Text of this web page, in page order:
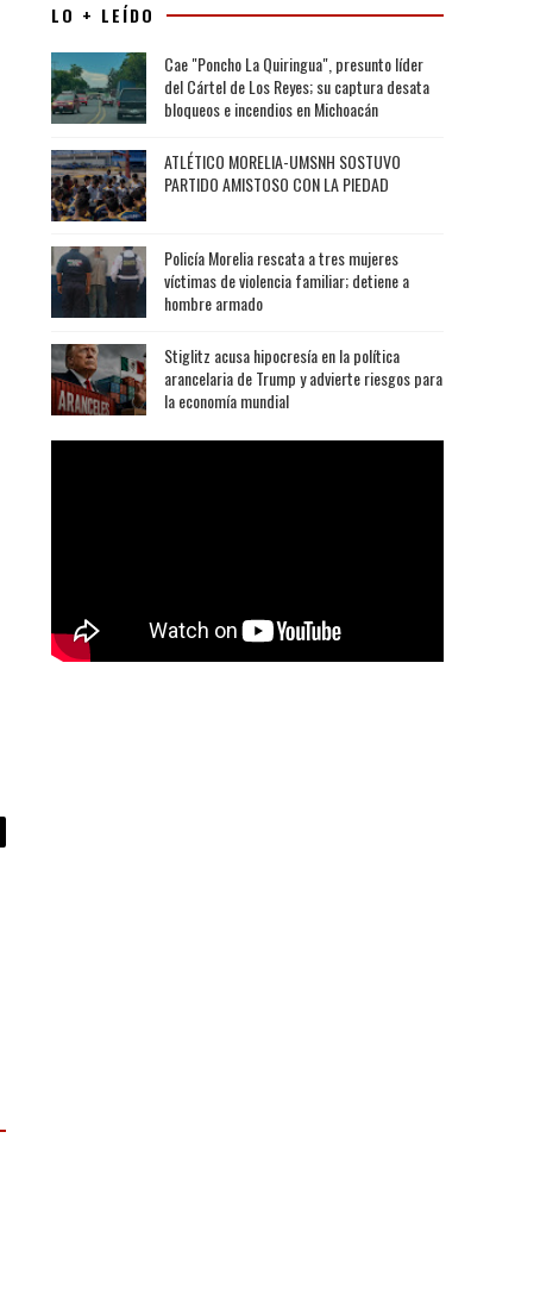
LO + LEÍDO
Cae "Poncho La Quiringua", presunto líder
del Cártel de Los Reyes; su captura desata
bloqueos e incendios en Michoacán
ATLÉTICO MORELIA-UMSNH SOSTUVO
PARTIDO AMISTOSO CON LA PIEDAD
Policía Morelia rescata a tres mujeres
víctimas de violencia familiar; detiene a
hombre armado
Stiglitz acusa hipocresía en la política
arancelaria de Trump y advierte riesgos para
la economía mundial